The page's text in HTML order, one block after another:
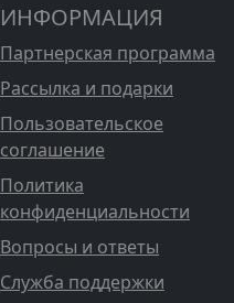
ИНФОРМАЦИЯ
Партнерская программа
Рассылка и подарки
Пользовательское
соглашение
Политика
конфиденциальности
Вопросы и ответы
Служба поддержки